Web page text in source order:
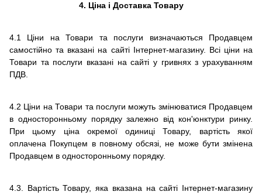
4. Ціна і Доставка Товару
4.1 Ціни на Товари та послуги визначаються Продавцем
самостійно та вказані на сайті Інтернет-магазину. Всі ціни на
Товари та послуги вказані на сайті у гривнях з урахуванням
ПДВ.
4.2 Ціни на Товари та послуги можуть змінюватися Продавцем
в односторонньому порядку залежно від кон'юнктури ринку.
При цьому ціна окремої одиниці Товару, вартість якої
оплачена Покупцем в повному обсязі, не може бути змінена
Продавцем в односторонньому порядку.
4.3. Вартість Товару, яка вказана на сайті Інтернет-магазину